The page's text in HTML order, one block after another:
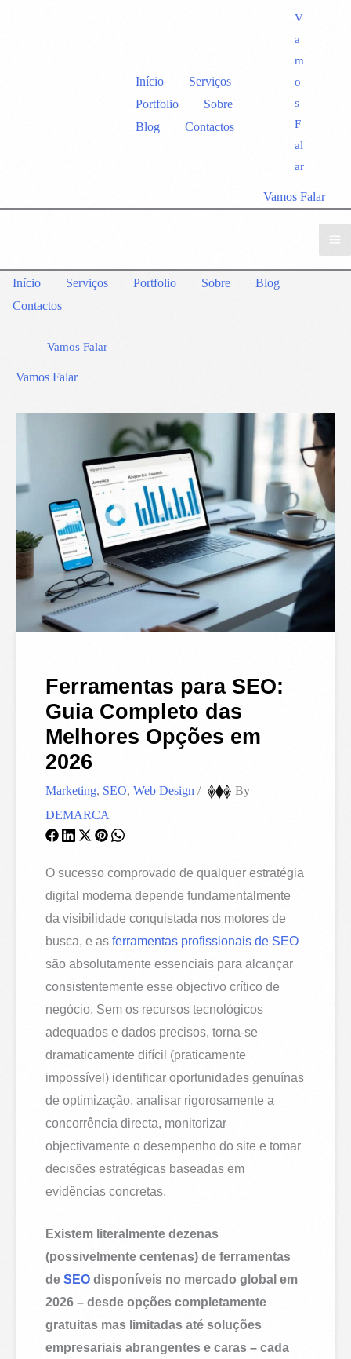
Início
Serviços
Portfolio
Sobre
Blog
Contactos
V
a
m
o
s
F
al
ar
Vamos Falar
Início Serviços Portfolio Sobre
Blog
Contactos
Vamos Falar
Vamos Falar
Ferramentas para SEO:
Guia Completo das
Melhores Opções em
2026
Marketing, SEO,Web Design /
By
DEMARCA
O sucesso comprovado de qualquer estratégia
digital moderna depende fundamentalmente
da visibilidade conquistada nos motores de
busca, e asferramentas profissionais de SEO
são absolutamente essenciais para alcançar
consistentemente esse objectivo crítico de
negócio. Sem os recursos tecnológicos
adequados e dados precisos, torna-se
dramaticamente difícil (praticamente
impossível) identificar oportunidades genuínas
de optimização, analisar rigorosamente a
concorrência directa, monitorizar
objectivamente o desempenho do site e tomar
decisões estratégicas baseadas em
evidências concretas.
Existem literalmente dezenas
(possivelmente centenas) de ferramentas
deSEO disponíveis no mercado global em
2026 – desde opções completamente
gratuitas mas limitadas até soluções
empresariais abrangentes e caras – cada